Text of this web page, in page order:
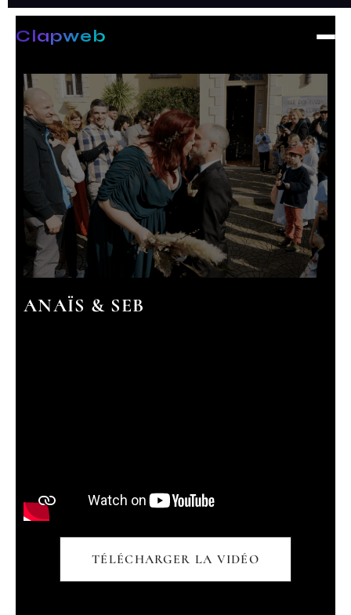
Aller
Clapweb
ANAÏS & SEB
TÉLÉCHARGER LA VIDÉO